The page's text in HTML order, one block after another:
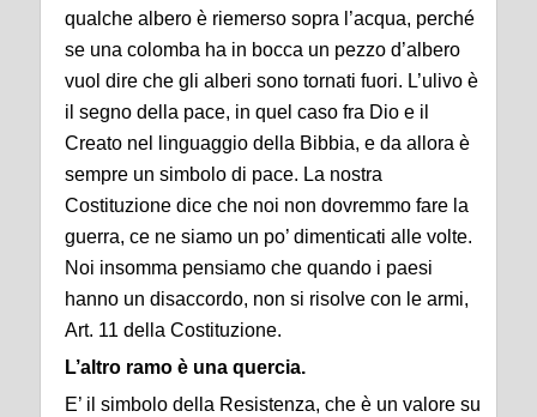
qualche albero è riemerso sopra l’acqua, perché
se una colomba ha in bocca un pezzo d’albero
vuol dire che gli alberi sono tornati fuori. L’ulivo è
il segno della pace, in quel caso fra Dio e il
Creato nel linguaggio della Bibbia, e da allora è
sempre un simbolo di pace. La nostra
Costituzione dice che noi non dovremmo fare la
guerra, ce ne siamo un po’ dimenticati alle volte.
Noi insomma pensiamo che quando i paesi
hanno un disaccordo, non si risolve con le armi,
Art. 11 della Costituzione.
L’altro ramo è una quercia.
E’ il simbolo della Resistenza, che è un valore su